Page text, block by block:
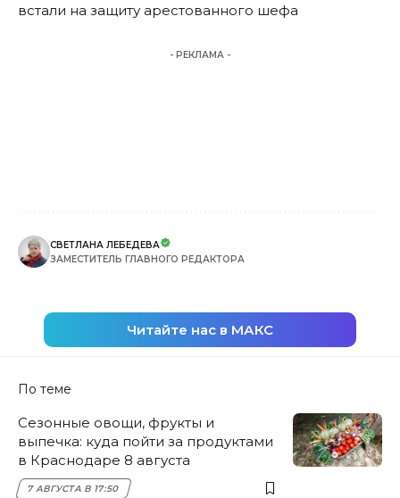
встали на защиту арестованного шефа
- РЕКЛАМА -
СВЕТЛАНА ЛЕБЕДЕВА
ЗАМЕСТИТЕЛЬ ГЛАВНОГО РЕДАКТОРА
Читайте нас в МАКС
По теме
Сезонные овощи, фрукты и
выпечка: куда пойти за продуктами
в Краснодаре 8 августа
7 АВГУСТА В 17:50